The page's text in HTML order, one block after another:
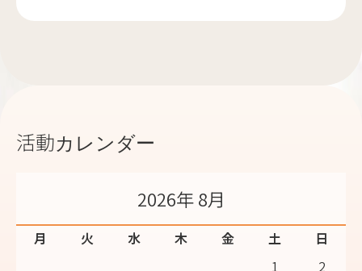
活動カレンダー
2026年 8月
月 火 水 木 金 土
日
1
2